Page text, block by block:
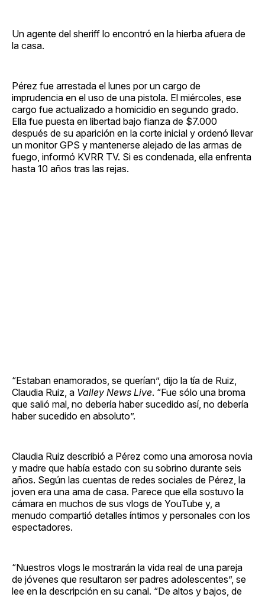
Un agente del sheriff lo encontró en la hierba afuera de
la casa.
Pérez fue arrestada el lunes por un cargo de
imprudencia en el uso de una pistola. El miércoles, ese
cargo fue actualizado a homicidio en segundo grado.
Ella fue puesta en libertad bajo fianza de $7.000
después de su aparición en la corte inicial y ordenó llevar
un monitor GPS y mantenerse alejado de las armas de
fuego, informó KVRR TV. Si es condenada, ella enfrenta
hasta 10 años tras las rejas.
“Estaban enamorados, se querían”, dijo la tía de Ruiz,
Claudia Ruiz, a Valley News Live. “Fue sólo una broma
que salió mal, no debería haber sucedido así, no debería
haber sucedido en absoluto”.
Claudia Ruiz describió a Pérez como una amorosa novia
y madre que había estado con su sobrino durante seis
años. Según las cuentas de redes sociales de Pérez, la
joven era una ama de casa. Parece que ella sostuvo la
cámara en muchos de sus vlogs de YouTube y, a
menudo compartió detalles íntimos y personales con los
espectadores.
“Nuestros vlogs le mostrarán la vida real de una pareja
de jóvenes que resultaron ser padres adolescentes”, se
lee en la descripción en su canal. “De altos y bajos, de